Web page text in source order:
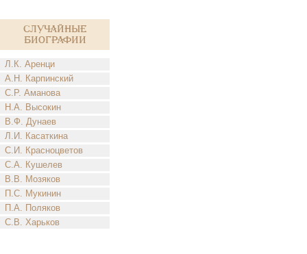
Случайные
биографии
Л.К. Аренци
А.Н. Карпинский
С.Р. Аманова
Н.А. Высокин
В.Ф. Дунаев
Л.И. Касаткина
С.И. Красноцветов
С.А. Кушелев
В.В. Мозяков
П.С. Мукинин
П.А. Поляков
С.В. Харьков